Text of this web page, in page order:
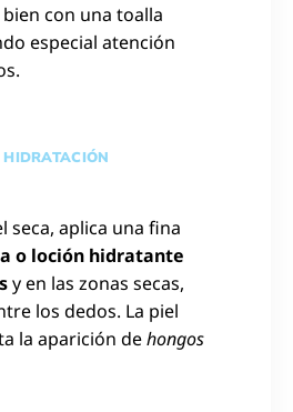
bien con una toalla
especial atención
seca, aplica una fina
o loción hidratante
y en las zonas secas,
los dedos. La piel
la aparición dehongos